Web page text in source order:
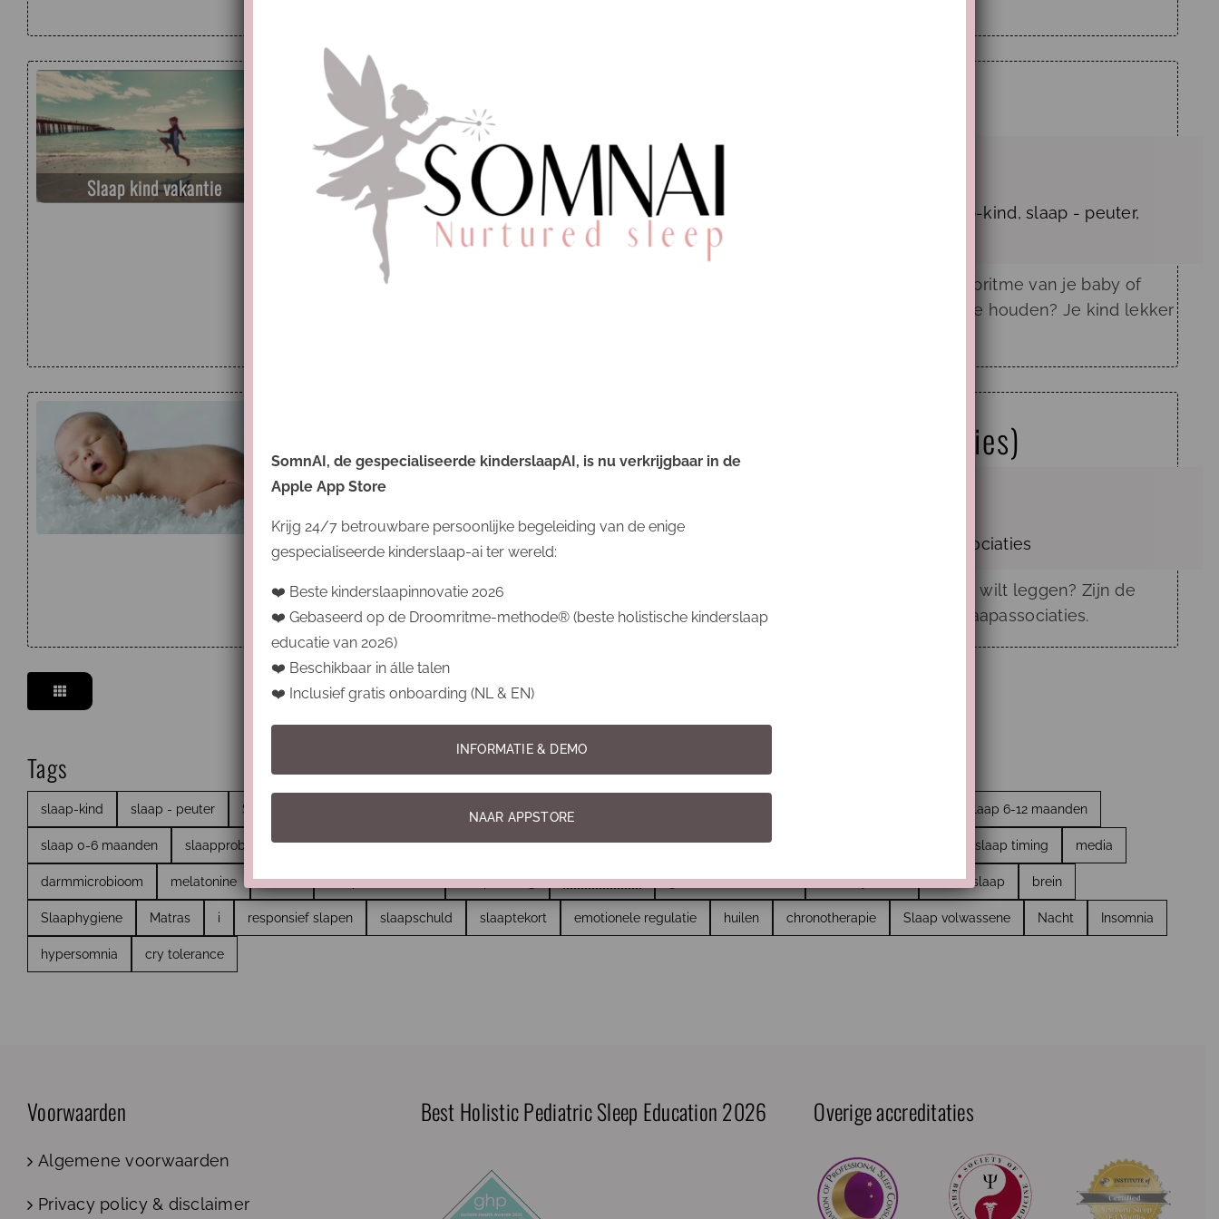
Slaap kind vakantie
Slapen kind in de vakantie
Categorie:Baby Dreumes Kind (4 tot 10 jaar)
Tags: ritme, slaap 0-6 maanden slaap 6-12 maanden slaap-kind,slaap - peuter,
slapen
vakantie
Heerlijk die vakantie, even lekker alles loslaten. Maar: hoe ga je om met het slaapritme van je baby of
peuter? Hoe oververmoeidheid en niet slapen voorkomen om het juist gezellig te houden? Je kind lekker
Zeven stappen naar goed zelf slapen (slaapassociaties)
Categorie:
Tags:slaap 0-6maanden Slaapassociaties
Is je kleinte vaak redelijk rap weer wakker? Begint de onrust zodra je hem in bed wilt leggen? Zijn de
nachten best wel vaak en veel onderbroken? Dan is het slim te kijken naar de slaapassociaties.
Tags
slaap-kind slaap - peuter Slaapassociaties slaap-ouders slaap - dreumes slaap 6-12 maanden
slaap 0-6 maanden slaapproblemen ritme onderzoek Slaaphack slaapontwikkeling slaapomgeving slaap timing media
darmmicrobioom melatonine winter slaaphoeveelheid slaaptraining responsiviteit gecontroleerd huilen stresssysteem teveel slaap brein
Slaaphygiene Matras i responsief slapen slaapschuld slaaptekort emotionele regulatie huilen chronotherapie Slaap volwassene Nacht Insomnia
hypersomnia cry tolerance
Voorwaarden
Algemene voorwaarden
Privacy policy & disclaimer
Best Holistic Pediatric Sleep Education 2026 Overige accreditaties
SomnAI, de gespecialiseerde kinderslaapAI, is nu verkrijgbaar in de
Apple App Store
Krijg 24/7 betrouwbare persoonlijke begeleiding van de enige
gespecialiseerde kinderslaap-ai ter wereld:
❤️ Beste kinderslaapinnovatie 2026
❤️ Gebaseerd op de Droomritme-methode® (beste holistische kinderslaap
educatie van 2026)
❤️ Beschikbaar in álle talen
❤️ Inclusief gratis onboarding (NL & EN)
INFORMATIE & DEMO
NAAR APPSTORE